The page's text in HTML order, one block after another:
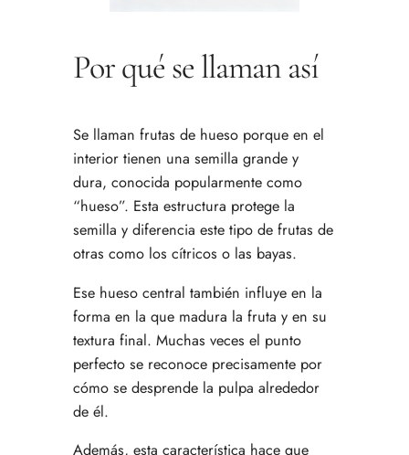
Por qué se llaman así
Se llaman frutas de hueso porque en el
interior tienen una semilla grande y
dura, conocida popularmente como
“hueso”. Esta estructura protege la
semilla y diferencia este tipo de frutas de
otras como los cítricos o las bayas.
Ese hueso central también influye en la
forma en la que madura la fruta y en su
textura final. Muchas veces el punto
perfecto se reconoce precisamente por
cómo se desprende la pulpa alrededor
de él.
Además, esta característica hace que